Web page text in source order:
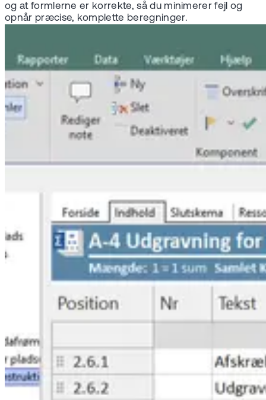
og at formlerne er korrekte, så du minimerer fejl og
opnår præcise, komplette beregninger.